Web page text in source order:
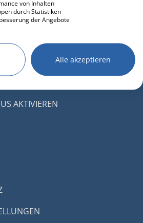
AKTIVIEREN
von Inhalten
durch Statistiken
der Angebote
Alle akzeptieren